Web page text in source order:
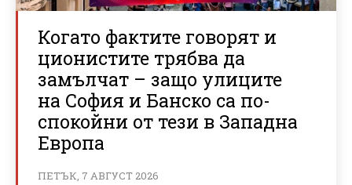
Когато фактите говорят и
ционистите трябва да
замълчат – защо улиците
на София и Банско са по-
спокойни от тези в Западна
Европа
ПЕТЪК, 7 АВГУСТ 2026